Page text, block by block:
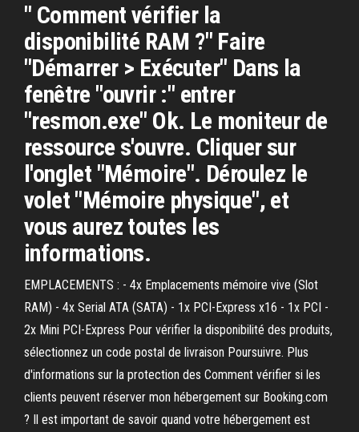
" Comment vérifier la
disponibilité RAM ?" Faire
"Démarrer > Exécuter" Dans la
fenêtre "ouvrir :" entrer
"resmon.exe" Ok. Le moniteur de
ressource s'ouvre. Cliquer sur
l'onglet "Mémoire". Déroulez le
volet "Mémoire physique", et
vous aurez toutes les
informations.
EMPLACEMENTS : - 4x Emplacements mémoire vive (Slot
RAM) - 4x Serial ATA (SATA) - 1x PCI-Express x16 - 1x PCI -
2x Mini PCI-Express Pour vérifier la disponibilité des produits,
sélectionnez un code postal de livraison Poursuivre. Plus
d'informations sur la protection des Comment vérifier si les
clients peuvent réserver mon hébergement sur Booking.com
? Il est important de savoir quand votre hébergement est